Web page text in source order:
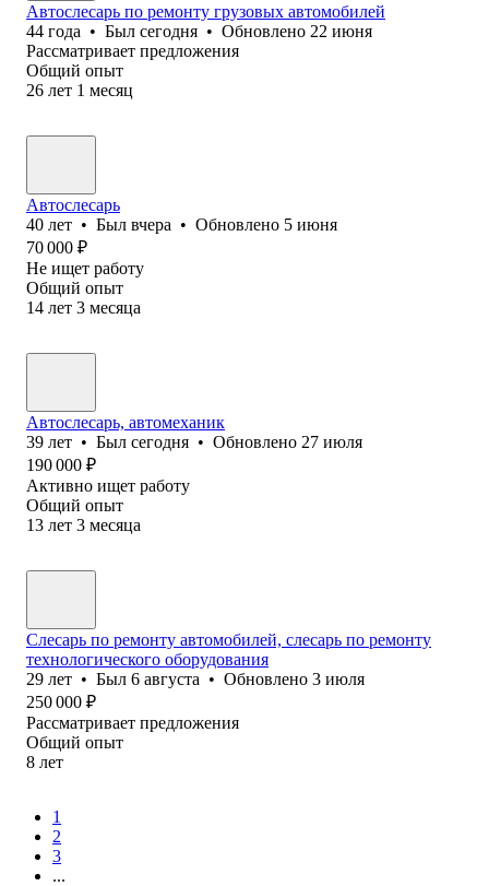
Автослесарь по ремонту грузовых автомобилей
44 года • Был сегодня • Обновлено 22 июня
Рассматривает предложения
Общий опыт
26 лет 1 месяц
Автослесарь
40 лет • Был вчера • Обновлено 5 июня
70 000 ₽
Не ищет работу
Общий опыт
14 лет 3 месяца
Автослесарь, автомеханик
39 лет • Был сегодня • Обновлено 27 июля
190 000 ₽
Активно ищет работу
Общий опыт
13 лет 3 месяца
Слесарь по ремонту автомобилей, слесарь по ремонту
технологического оборудования
29 лет • Был 6 августа • Обновлено 3 июля
250 000 ₽
Рассматривает предложения
Общий опыт
8 лет
1
2
3
...